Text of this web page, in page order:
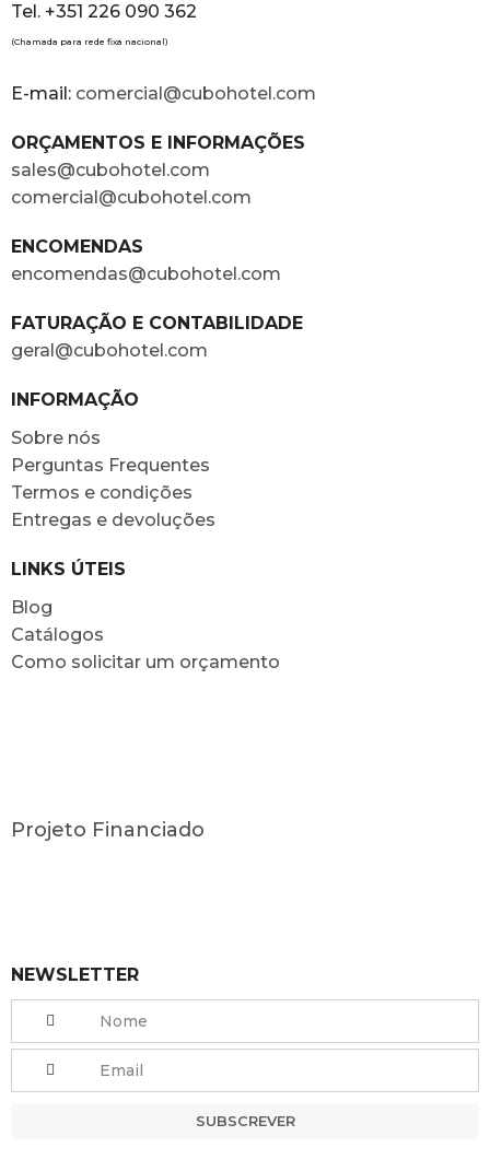
Tel. +351 226 090 362
(Chamada para rede fixa nacional)
E-mail: comercial@cubohotel.com
ORÇAMENTOS E INFORMAÇÕES
sales@cubohotel.com
comercial@cubohotel.com
ENCOMENDAS
encomendas@cubohotel.com
FATURAÇÃO E CONTABILIDADE
geral@cubohotel.com
INFORMAÇÃO
Sobre nós
Perguntas Frequentes
Termos e condições
Entregas e devoluções
LINKS ÚTEIS
Blog
Catálogos
Como solicitar um orçamento
Projeto Financiado
NEWSLETTER
SUBSCREVER